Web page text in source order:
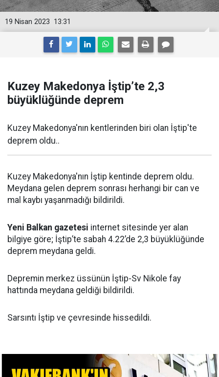
13:31
19 Nisan 2023
Kuzey Makedonya İştip’te 2,3
büyüklüğünde deprem
Kuzey Makedonya'nın kentlerinden biri olan İştip'te
deprem oldu..
Kuzey Makedonya'nın İştip kentinde deprem oldu.
Meydana gelen deprem sonrası herhangi bir can ve
mal kaybı yaşanmadığı bildirildi.
Yeni Balkan gazetesi internet sitesinde yer alan
bilgiye göre; İştip’te sabah 4.22’de 2,3 büyüklüğünde
deprem meydana geldi.
Depremin merkez üssünün İştip-Sv Nikole fay
hattında meydana geldiği bildirildi.
Sarsıntı İştip ve çevresinde hissedildi.